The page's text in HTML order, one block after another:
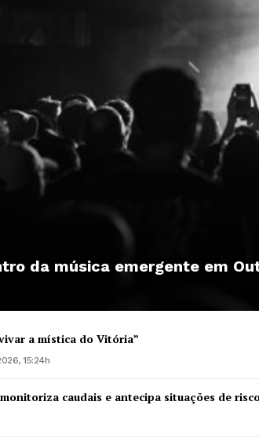
da música emergente em
a mística do Vitória”
15:24h
caudais e antecipa situações de